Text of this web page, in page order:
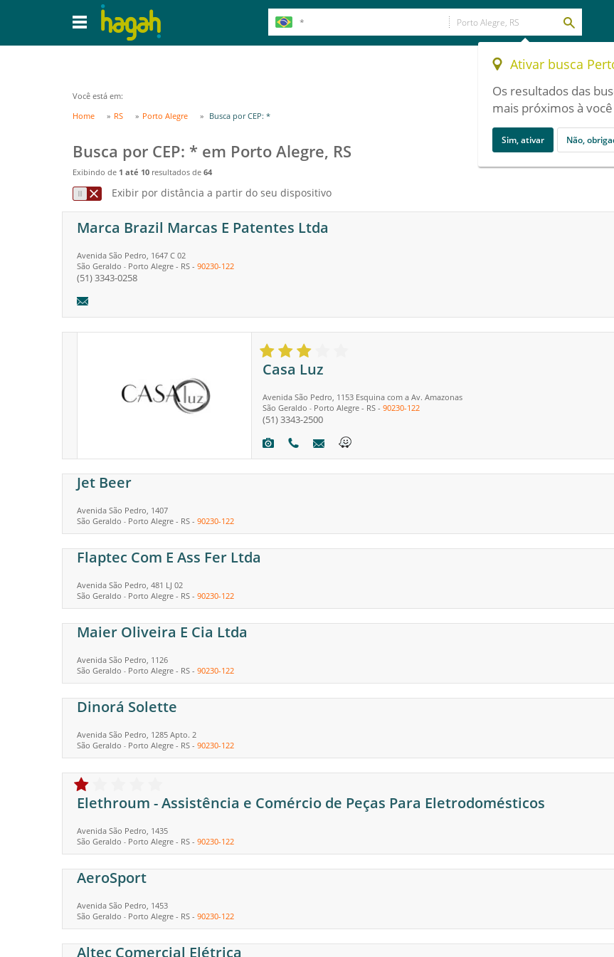
Ativar busca
Os resultados das
mais próximos à
Sim, ativar Não,
Você está em:
Home
RS Porto Alegre Busca por CEP: *
Busca por CEP: * em Porto Alegre, RS
Exibindo de 1 até 10 resultados de 64
Exibir por distância a partir do seu dispositivo
Marca Brazil Marcas E Patentes Ltda
Avenida São Pedro, 1647 C 02
São Geraldo - Porto Alegre - RS - 90230-122
(51) 3343-0258
Casa Luz
Avenida São Pedro, 1153 Esquina com a Av. Amazonas
São Geraldo - Porto Alegre - RS - 90230-122
(51) 3343-2500
Jet Beer
Avenida São Pedro, 1407
São Geraldo - Porto Alegre - RS - 90230-122
Flaptec Com E Ass Fer Ltda
Avenida São Pedro, 481 LJ 02
São Geraldo - Porto Alegre - RS - 90230-122
Maier Oliveira E Cia Ltda
Avenida São Pedro, 1126
São Geraldo - Porto Alegre - RS - 90230-122
Dinorá Solette
Avenida São Pedro, 1285 Apto. 2
São Geraldo - Porto Alegre - RS - 90230-122
Elethroum - Assistência e Comércio de Peças Para Eletrodomésticos
Avenida São Pedro, 1435
São Geraldo - Porto Alegre - RS - 90230-122
AeroSport
Avenida São Pedro, 1453
São Geraldo - Porto Alegre - RS - 90230-122
Altec Comercial Elétrica